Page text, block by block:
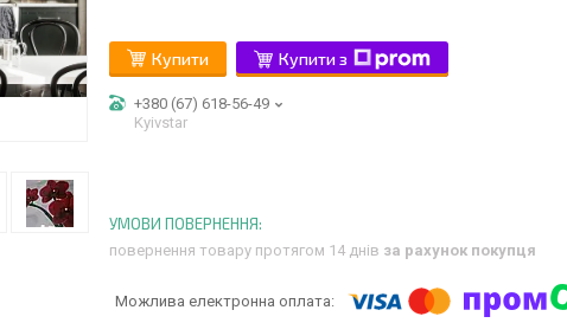
Купити Купити з
+380 (67) 618-56-49
Kyivstar
повернення товару протягом 14 днів за рахунок покупця